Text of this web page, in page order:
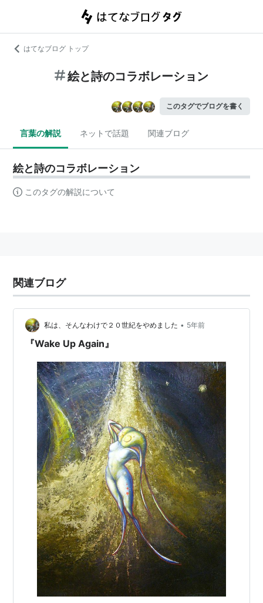
はてなブログ トップ
絵と詩のコラボレーション
このタグでブログを書く
言葉の解説 ネットで話題 関連ブログ
絵と詩のコラボレーション
このタグの解説について
関連ブログ
私は、そんなわけで２０世紀をやめました • 5年前
『Wake Up Again』